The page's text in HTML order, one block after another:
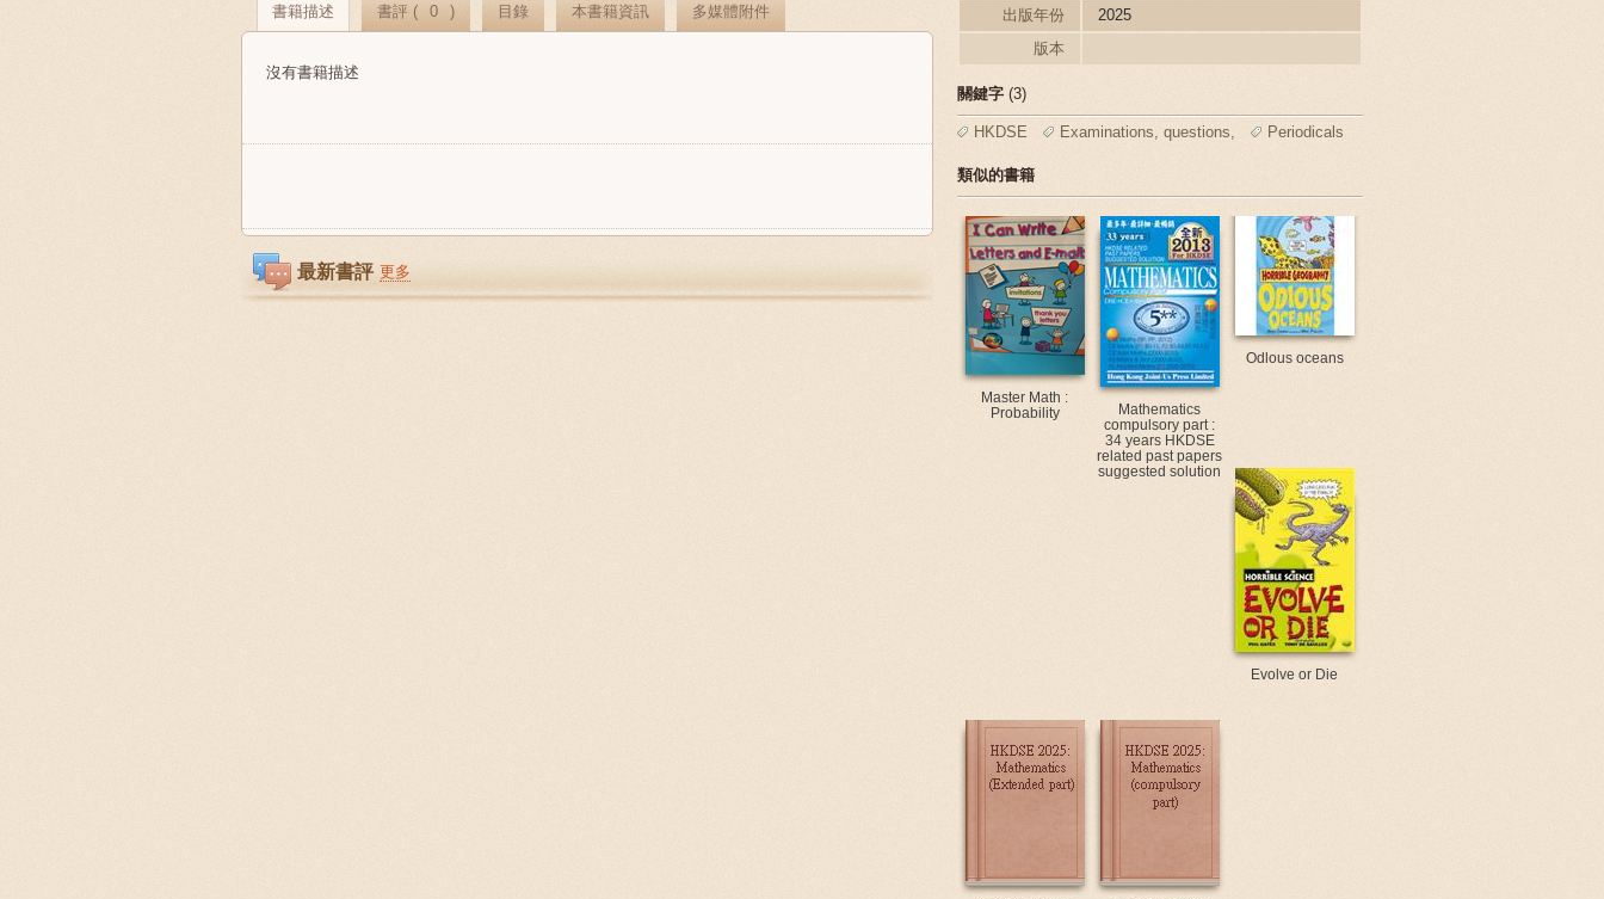
書籍描述 書評 ( 0 ) 目錄 本書籍資訊 多媒體附件
沒有書籍描述
最新書評 更多
出版年份
2025
版本
關鍵字 (3)
HKDSE Examinations, questions, Periodicals
類似的書籍
Master Math :
Probability
Mathematics
compulsory part :
34 years HKDSE
related past papers
suggested solution
Odlous oceans
Evolve or Die